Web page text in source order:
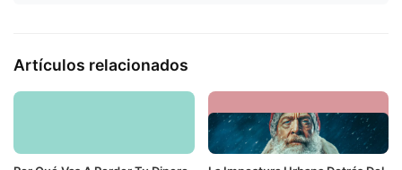
Artículos relacionados